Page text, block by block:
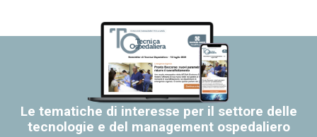
Le tematiche di interesse per il settore delle
tecnologie e del management ospedaliero